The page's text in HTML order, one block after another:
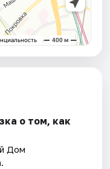
о том, как
Дом